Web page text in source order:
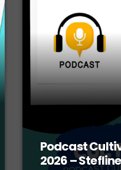
Podcast
2026 –